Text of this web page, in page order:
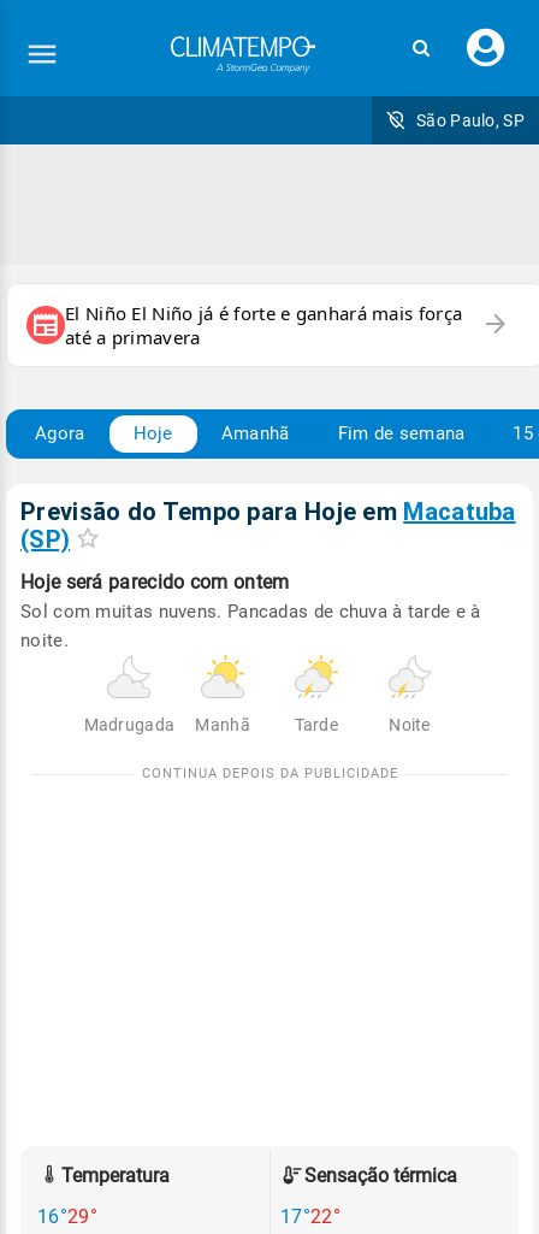
seu
São Paulo, SP
newspaper El Niño El Niño já é forte e ganhará mais força
até a primavera
arrow_forward
Agora Hoje Amanhã Fim de semana 15
Previsão do Tempo para Hoje em Macatuba
(SP)
Hoje será parecido com ontem
Sol com muitas nuvens. Pancadas de chuva à tarde e à
noite.
Madrugada Manhã Tarde Noite
Temperatura
16°29°
Sensação térmica
17°22°